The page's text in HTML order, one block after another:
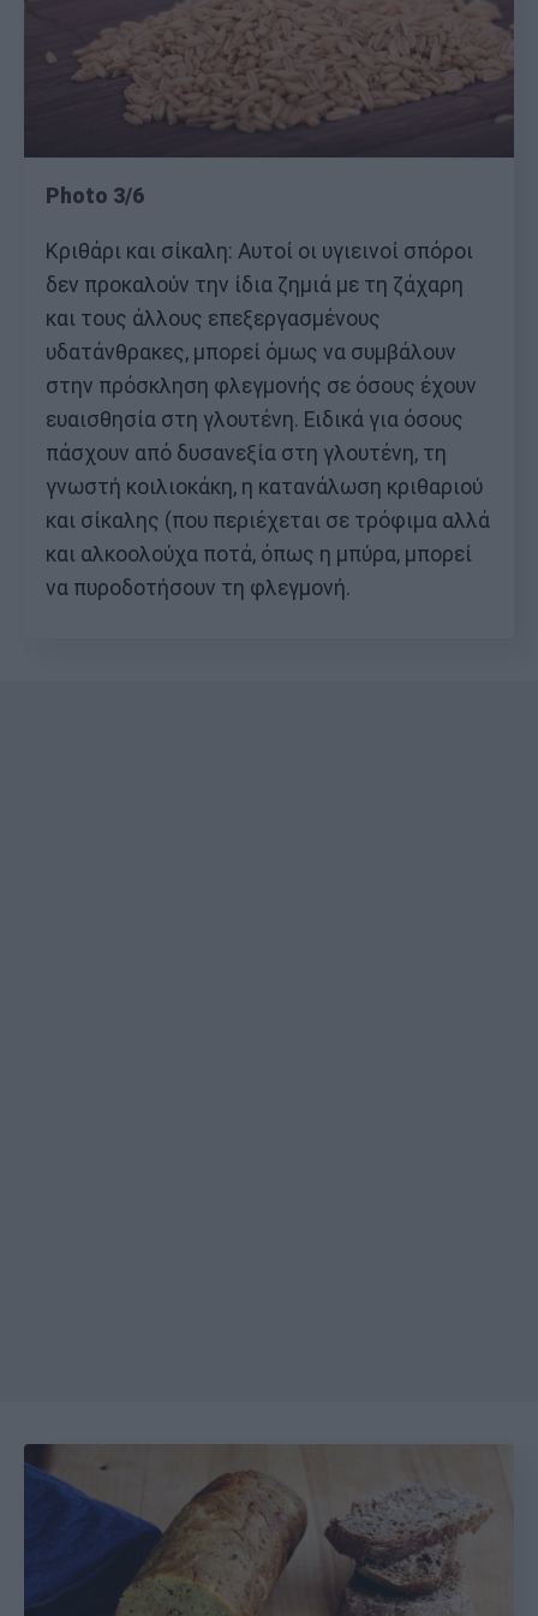
Photo 3/6
Κριθάρι και σίκαλη: Αυτοί οι υγιεινοί σπόροι
δεν προκαλούν την ίδια ζημιά με τη ζάχαρη
και τους άλλους επεξεργασμένους
υδατάνθρακες, μπορεί όμως να συμβάλουν
στην πρόσκληση φλεγμονής σε όσους έχουν
ευαισθησία στη γλουτένη. Ειδικά για όσους
πάσχουν από δυσανεξία στη γλουτένη, τη
γνωστή κοιλιοκάκη, η κατανάλωση κριθαριού
και σίκαλης (που περιέχεται σε τρόφιμα αλλά
και αλκοολούχα ποτά, όπως η μπύρα, μπορεί
να πυροδοτήσουν τη φλεγμονή.